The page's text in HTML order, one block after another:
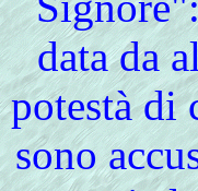
data da
potestà di
sono